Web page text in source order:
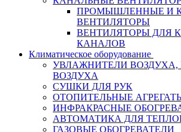
ПРОМЫШЛЕННЫЕ И
ВЕНТИЛЯТОРЫ
ВЕНТИЛЯТОРЫ ДЛЯ
КАНАЛОВ
Климатическое оборудование
УВЛАЖНИТЕЛИ
ВОЗДУХА
СУШКИ ДЛЯ РУК
ОТОПИТЕЛЬНЫЕ
ИНФРАКРАСНЫЕ
АВТОМАТИКА ДЛЯ
ГАЗОВЫЕ ОБОГРЕВАТЕЛИ